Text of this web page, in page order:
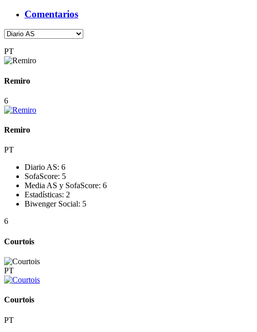
Comentarios
PT
Remiro
6
Remiro
PT
Diario AS: 6
SofaScore: 5
Media AS y SofaScore: 6
Estadísticas: 2
Biwenger Social: 5
6
Courtois
PT
Courtois
PT